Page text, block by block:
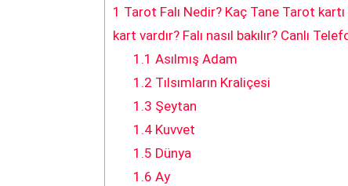
1 Tarot Falı Nedir? Kaç Tane Tarot
kart vardır? Falı nasıl bakılır? Canlı
1.1 Asılmış Adam
1.2 Tılsımların Kraliçesi
1.3 Şeytan
1.4Kuvvet
1.5 Dünya
1.6 Ay